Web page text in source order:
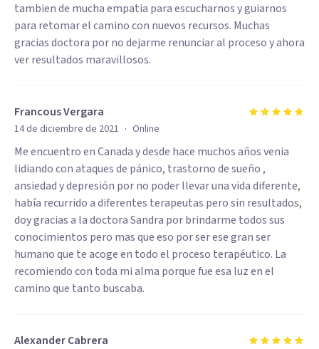
tambien de mucha empatia para escucharnos y guiarnos
para retomar el camino con nuevos recursos. Muchas
gracias doctora por no dejarme renunciar al proceso y ahora
ver resultados maravillosos.
Francous Vergara
14 de diciembre de 2021 · Online
Me encuentro en Canada y desde hace muchos años venia
lidiando con ataques de pánico, trastorno de sueño ,
ansiedad y depresión por no poder llevar una vida diferente,
había recurrido a diferentes terapeutas pero sin resultados,
doy gracias a la doctora Sandra por brindarme todos sus
conocimientos pero mas que eso por ser ese gran ser
humano que te acoge en todo el proceso terapéutico. La
recomiendo con toda mi alma porque fue esa luz en el
camino que tanto buscaba.
Alexander Cabrera